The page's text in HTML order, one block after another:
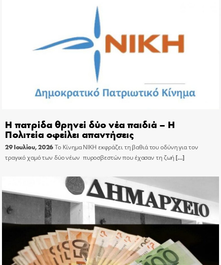
Η πατρίδα θρηνεί δύο νέα παιδιά – Η
Πολιτεία οφείλει απαντήσεις
29 Ιουλίου, 2026Το Κίνημα ΝΙΚΗ εκφράζει τη βαθιά του οδύνη για τον
τραγικό χαμό των δύο νέων πυροσβεστών που έχασαν τη ζωή[…]